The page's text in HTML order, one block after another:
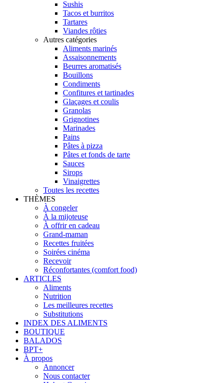
Sushis
Tacos et burritos
Tartares
Viandes rôties
Autres catégories
Aliments marinés
Assaisonnements
Beurres aromatisés
Bouillons
Condiments
Confitures et tartinades
Glaçages et coulis
Granolas
Grignotines
Marinades
Pains
Pâtes à pizza
Pâtes et fonds de tarte
Sauces
Sirops
Vinaigrettes
Toutes les recettes
THÈMES
À congeler
À la mijoteuse
À offrir en cadeau
Grand-maman
Recettes fruitées
Soirées cinéma
Recevoir
Réconfortantes (comfort food)
ARTICLES
Aliments
Nutrition
Les meilleures recettes
Substitutions
INDEX DES ALIMENTS
BOUTIQUE
BALADOS
BPT+
À propos
Annoncer
Nous contacter